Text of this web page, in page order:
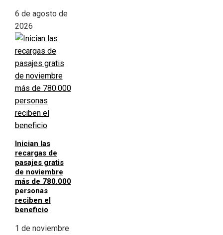
6 de agosto de
2026
Inician las
recargas de
pasajes gratis
de noviembre
más de 780.000
personas
reciben el
beneficio
1 de noviembre